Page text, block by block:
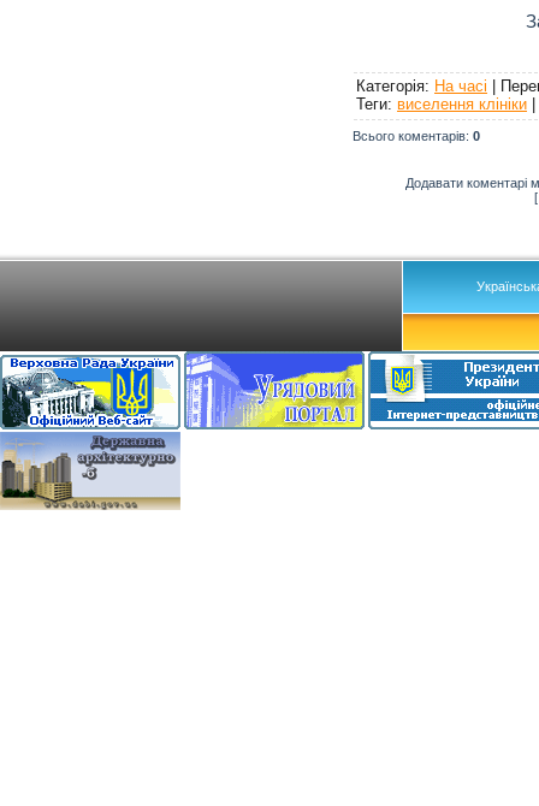
Категорія: На часі |
Теги: виселення клініки |
Всього коментарів: 0
Додавати коментарі